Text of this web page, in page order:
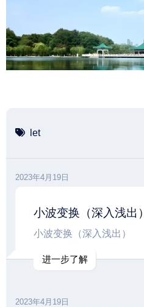
内
容
let
2023年4月19日
小波变换（深入浅出）
小波变换（深入浅出）
进一步了解
2023年4月19日